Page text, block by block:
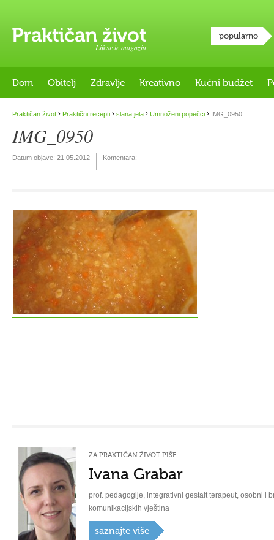
Lifestyle magazin
popularno
Dom Obitelj Zdravlje Kreativno Kućni budžet
Praktičan život › Praktični recepti › slana jela › Umnoženi popečci › IMG_0950
IMG_0950
Datum objave: 21.05.2012 Komentara:
ZA PRAKTIČAN ŽIVOT PIŠE
Ivana Grabar
prof. pedagogije, integrativni gestalt terapeut, osobni i
komunikacijskih vještina
saznajte više